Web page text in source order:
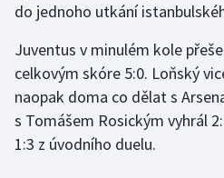
Rychlobruslení
Rychlostní kanoistika
Short track
Sportovní střelba
do jednoho utkání
Juventus v minulém kole
celkovým skóre 5:0. Loňský
naopak doma co dělat s
s Tomášem Rosickým vyhrál
1:3 z úvodního duelu.